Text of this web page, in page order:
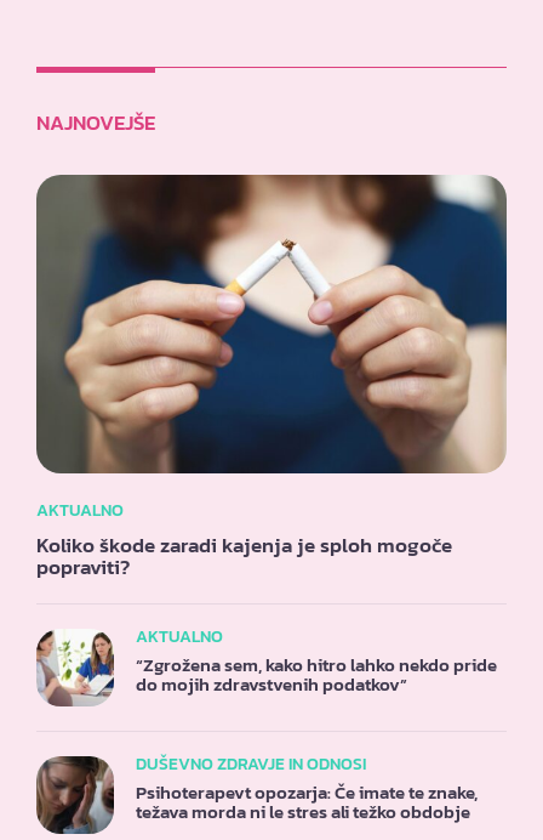
NAJNOVEJŠE
AKTUALNO
Koliko škode zaradi kajenja je sploh mogoče
popraviti?
AKTUALNO
“Zgrožena sem, kako hitro lahko nekdo pride
do mojih zdravstvenih podatkov”
DUŠEVNO ZDRAVJE IN ODNOSI
Psihoterapevt opozarja: Če imate te znake,
težava morda ni le stres ali težko obdobje